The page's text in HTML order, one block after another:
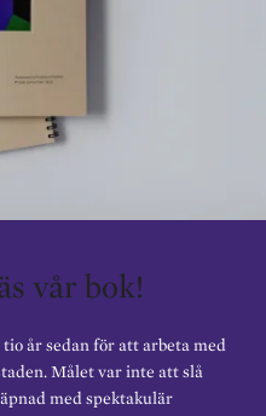
vår bok!
år sedan för att arbeta med
Målet var inte att slå
med spektakulär